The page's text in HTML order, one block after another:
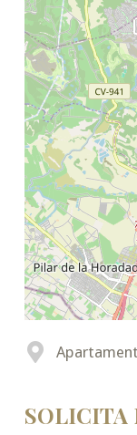
SOLICITA